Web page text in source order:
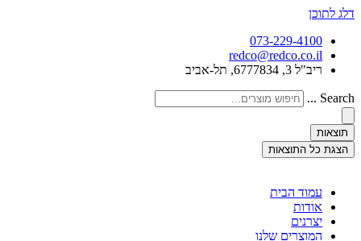
דלג לתוכן
073-229-4100
redco@redco.co.il
ריב"ל 3, 6777834, תל-אביב
Search ...
תוצאות
הצגת כל התוצאות
עמוד הבית
אודות
יצרנים
המוצרים שלנו